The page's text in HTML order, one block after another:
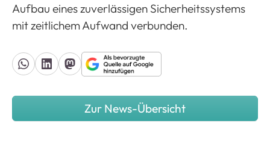
Aufbau eines zuverlässigen Sicherheitssystems
mit zeitlichem Aufwand verbunden.
Zur News-Übersicht